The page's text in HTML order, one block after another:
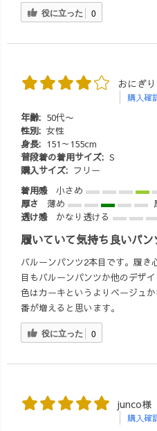
役に立った
0
おにぎ
購入確
年齢: 50代〜
性別: 女性
身長: 151～155cm
普段着の着用サイズ: S
購入サイズ: フリー
着用感
小さめ
厚さ
薄め
透け感
かなり透ける
履いていて気持ち良いパン
バルーンパンツ2本目です。履き
目もバルーンパンツか他のデザ
色はカーキというよりベージュ
番が増えると思います。
役に立った
0
junco様
購入確